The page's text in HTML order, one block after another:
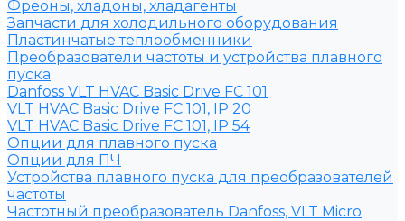
Фреоны, хладоны, хладагенты
Запчасти для холодильного оборудования
Пластинчатые теплообменники
Преобразователи частоты и устройства плавного
пуска
Danfoss VLT HVAC Basic Drive FC 101
VLT HVAC Basic Drive FC 101, IP 20
VLT HVAC Basic Drive FC 101, IP 54
Опции для плавного пуска
Опции для ПЧ
Устройства плавного пуска для преобразователей
частоты
Частотный преобразователь Danfoss, VLT Micro